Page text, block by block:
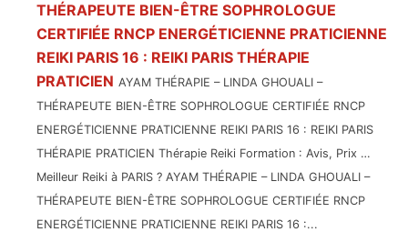
THÉRAPEUTE BIEN-ÊTRE SOPHROLOGUE
CERTIFIÉE RNCP ENERGÉTICIENNE PRATICIENNE
REIKI PARIS 16 : REIKI PARIS THÉRAPIE
PRATICIEN AYAM THÉRAPIE – LINDA GHOUALI –
THÉRAPEUTE BIEN-ÊTRE SOPHROLOGUE CERTIFIÉE RNCP
ENERGÉTICIENNE PRATICIENNE REIKI PARIS 16 : REIKI PARIS
THÉRAPIE PRATICIEN Thérapie Reiki Formation : Avis, Prix …
Meilleur Reiki à PARIS ? AYAM THÉRAPIE – LINDA GHOUALI –
THÉRAPEUTE BIEN-ÊTRE SOPHROLOGUE CERTIFIÉE RNCP
ENERGÉTICIENNE PRATICIENNE REIKI PARIS 16 :...